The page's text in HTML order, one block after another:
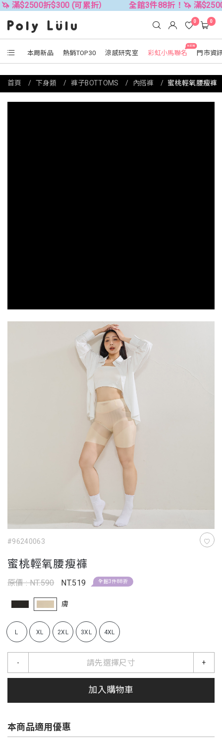
$300 (可累折） 全館3件88折！🦄 滿$2500折$300 (
本周新品 熱銷TOP30 涼感研究室
NEW
彩虹小馬聯名 門市資
0 0
#96240063
蜜桃輕氧腰瘦褲
原價 : NT.590 NT.519 全館3件88折
膚
L XL 2XL 3XL 4XL
請先選擇尺寸
- +
加入購物車
本商品適用優惠
首頁 下身類 褲子BOTTOMS 內搭褲 蜜桃輕氧腰瘦褲